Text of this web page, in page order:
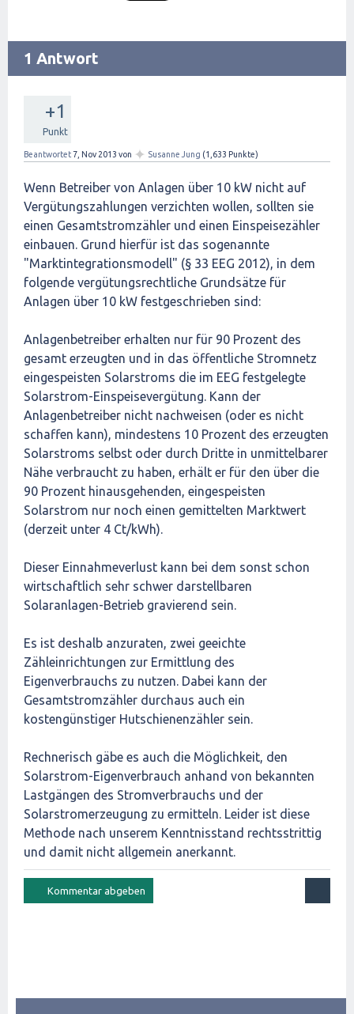
1 Antwort
+1
Punkt
Beantwortet7, Nov 2013 von ✦ Susanne Jung (1,633 Punkte)
Wenn Betreiber von Anlagen über 10 kW nicht auf
Vergütungszahlungen verzichten wollen, sollten sie
einen Gesamtstromzähler und einen Einspeisezähler
einbauen. Grund hierfür ist das sogenannte
"Marktintegrationsmodell" (§ 33 EEG 2012), in dem
folgende vergütungsrechtliche Grundsätze für
Anlagen über 10 kW festgeschrieben sind:
Anlagenbetreiber erhalten nur für 90 Prozent des
gesamt erzeugten und in das öffentliche Stromnetz
eingespeisten Solarstroms die im EEG festgelegte
Solarstrom-Einspeisevergütung. Kann der
Anlagenbetreiber nicht nachweisen (oder es nicht
schaffen kann), mindestens 10 Prozent des erzeugten
Solarstroms selbst oder durch Dritte in unmittelbarer
Nähe verbraucht zu haben, erhält er für den über die
90 Prozent hinausgehenden, eingespeisten
Solarstrom nur noch einen gemittelten Marktwert
(derzeit unter 4 Ct/kWh).
Dieser Einnahmeverlust kann bei dem sonst schon
wirtschaftlich sehr schwer darstellbaren
Solaranlagen-Betrieb gravierend sein.
Es ist deshalb anzuraten, zwei geeichte
Zähleinrichtungen zur Ermittlung des
Eigenverbrauchs zu nutzen. Dabei kann der
Gesamtstromzähler durchaus auch ein
kostengünstiger Hutschienenzähler sein.
Rechnerisch gäbe es auch die Möglichkeit, den
Solarstrom-Eigenverbrauch anhand von bekannten
Lastgängen des Stromverbrauchs und der
Solarstromerzeugung zu ermitteln. Leider ist diese
Methode nach unserem Kenntnisstand rechtsstrittig
und damit nicht allgemein anerkannt.